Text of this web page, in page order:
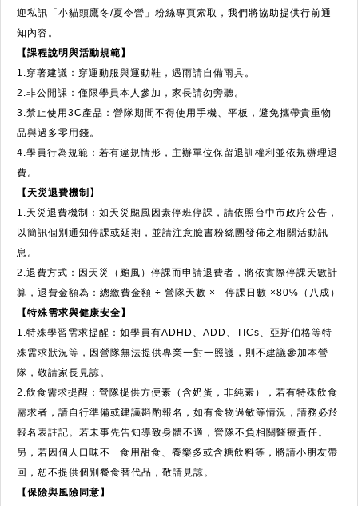
迎私訊「小貓頭鷹冬/夏令營」粉絲專頁索取，我們將協助提供行前通
知內容。
【課程說明與活動規範】
1.穿著建議：穿運動服與運動鞋，遇雨請自備雨具。
2.非公開課：僅限學員本人參加，家長請勿旁聽。
3.禁止使用3C產品：營隊期間不得使用手機、平板，避免攜帶貴重物
品與過多零用錢。
4.學員行為規範：若有違規情形，主辦單位保留退訓權利並依規辦理退
費。
【天災退費機制】
1.天災退費機制：如天災颱風因素停班停課，請依照台中市政府公告，
以簡訊個別通知停課或延期，並請注意臉書粉絲團發佈之相關活動訊
息。
2.退費方式：因天災（颱風）停課而申請退費者，將依實際停課天數計
算，退費金額為：總繳費金額 ÷ 營隊天數 × 停課日數 ×80%（八成）
【特殊需求與健康安全】
1.特殊學習需求提醒：如學員有ADHD、ADD、TICs、亞斯伯格等特
殊需求狀況等，因營隊無法提供專業一對一照護，則不建議參加本營
隊，敬請家長見諒。
2.飲食需求提醒：營隊提供方便素（含奶蛋，非純素），若有特殊飲食
需求者，請自行準備或建議斟酌報名，如有食物過敏等情況，請務必於
報名表註記。若未事先告知導致身體不適，營隊不負相關醫療責任。
另，若因個人口味不 食用甜食、養樂多或含糖飲料等，將請小朋友帶
回，恕不提供個別餐食替代品，敬請見諒。
【保險與風險同意】